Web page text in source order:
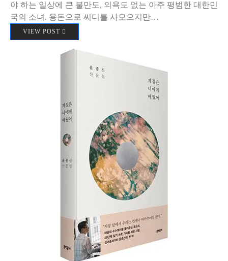
야 하는 일상에 큰 불만도, 의욕도 없는 아주 평범한 대한민
국의 소녀. 용돈으로 씨디를 사모으지만…
VIEW POST